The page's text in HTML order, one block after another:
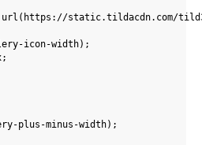
static.tildacdn.com/
icon-width);
plus-minus-width);